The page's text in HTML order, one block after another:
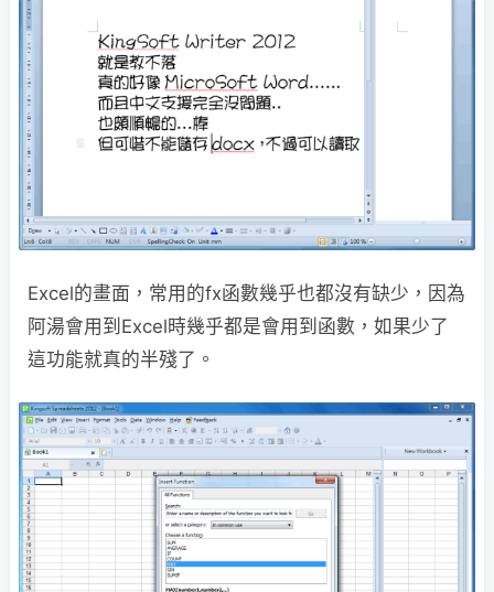
Excel的畫面，常用的fx函數幾乎也都沒有缺少，因為
阿湯會用到Excel時幾乎都是會用到函數，如果少了
這功能就真的半殘了。